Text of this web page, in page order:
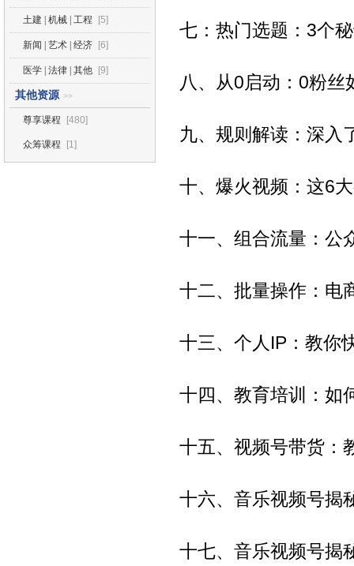
土建 | 机械 | 工程 [5]
新闻 | 艺术 | 经济 [6]
医学 | 法律 | 其他 [9]
其他资源 >>
尊享课程 [480]
众筹课程 [1]
七：热门选题：3个
八、从0启动：0粉丝
九、规则解读：深入
十、爆火视频：这6
十一、组合流量：公
十二、批量操作：电
十三、个人IP：教你
十四、教育培训：如
十五、视频号带货：
十六、音乐视频号揭
十七、音乐视频号揭